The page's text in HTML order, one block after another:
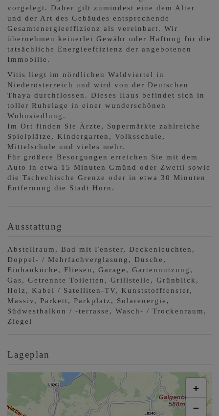
vorgelegt. Daher gilt zumindest eine dem Alter
und der Art des Gebäudes entsprechende
Gesamtenergieeffizienz als vereinbart. Wir
übernehmen keinerlei Gewähr oder Haftung für die
tatsächliche Energieeffizienz der angebotenen
Immobilie.
Vitis liegt im nördlichen Waldviertel in
Niederösterreich und wird von der Deutschen
Thaya durchflossen. Dieses Haus befindet sich in
toller Ruhelage in einer wunderschönen
Wohnsiedlung.
Im Ort finden Sie Ärzte, Supermärkte zahlreiche
Spielplätze, Kindergarten, Volksschule,
Mittelschule und vieles mehr.
Für größere Besorgungen erreichen Sie mit dem
Auto in etwa 15 Minuten Gmünd oder Zwettl sowie
die Tschechische Grenze oder in etwa 30 Minuten
Entfernung die Stadt Horn.
Ausstattung
Abstellraum Bad mit Fenster
Deckenleuchten
Doppel- / Mehrfachverglasung
Dusche
Einbauküche
Fliesen Garage
Gartennutzung
Gas
Getrennte Toiletten Grillstelle
Grünblick
Holz
Kabel / Satelliten-TV
Kunststofffenster
Massiv
Parkett Parkplatz
Solarenergie
Südwestbalkon / -terrasse
Wasch- / Trockenraum
Ziegel
Lageplan
+
−